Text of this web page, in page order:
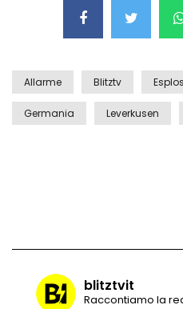
Esplode
Grattacielo
#snow
Allarme Blitztv
Germania Leverkusen
blitztvit
Raccontiamo la